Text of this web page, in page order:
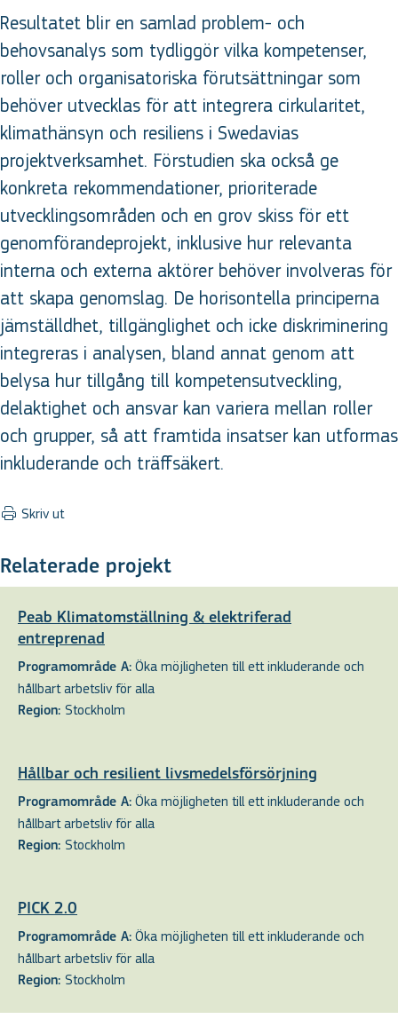
Resultatet blir en samlad problem- och
behovsanalys som tydliggör vilka kompetenser,
roller och organisatoriska förutsättningar som
behöver utvecklas för att integrera cirkularitet,
klimathänsyn och resiliens i Swedavias
projektverksamhet. Förstudien ska också ge
konkreta rekommendationer, prioriterade
utvecklingsområden och en grov skiss för ett
genomförandeprojekt, inklusive hur relevanta
interna och externa aktörer behöver involveras för
att skapa genomslag. De horisontella principerna
jämställdhet, tillgänglighet och icke diskriminering
integreras i analysen, bland annat genom att
belysa hur tillgång till kompetensutveckling,
delaktighet och ansvar kan variera mellan roller
och grupper, så att framtida insatser kan utformas
inkluderande och träffsäkert.
Skriv ut
Relaterade projekt
Peab Klimatomställning & elektriferad
entreprenad
Programområde A: Öka möjligheten till ett inkluderande och
hållbart arbetsliv för alla
Region: Stockholm
Hållbar och resilient livsmedelsförsörjning
Programområde A: Öka möjligheten till ett inkluderande och
hållbart arbetsliv för alla
Region: Stockholm
PICK 2.0
Programområde A: Öka möjligheten till ett inkluderande och
hållbart arbetsliv för alla
Region: Stockholm